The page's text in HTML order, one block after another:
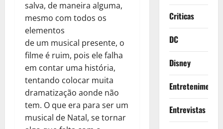
salva, de maneira alguma,
mesmo com todos os
elementos
de um musical presente, o
filme é ruim, pois ele falha
em contar uma história,
tentando colocar muita
dramatização aonde não
tem. O que era para ser um
musical de Natal, se tornar
Criticas
DC
Disney
Entretenimento
Entrevistas